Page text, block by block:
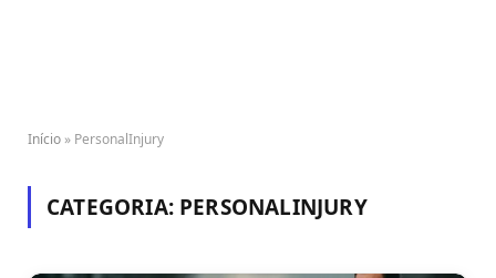
Início » PersonalInjury
CATEGORIA: PERSONALINJURY